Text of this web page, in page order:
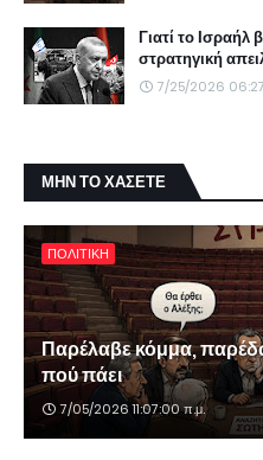
Γιατί το Ισραήλ
στρατηγική
7/25/2026
ΜΗΝ ΤΟ ΧΑΣΕΤΕ
ΠΟΛΙΤΙΚΗ
Παρέλαβε κόμμα,
πού πάει
7/05/2026 11:07:00 π.μ.